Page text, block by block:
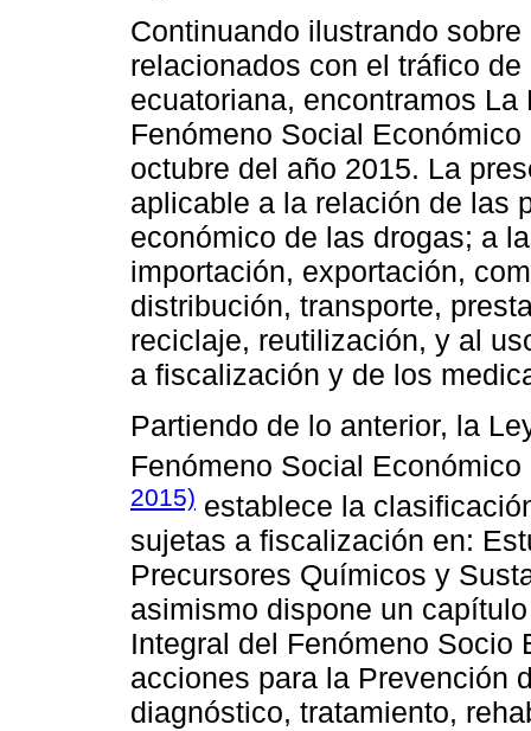
Continuando ilustrando
relacionados con el tráfico
ecuatoriana, encontramos
Fenómeno Social
octubre del año 2015. La
aplicable a la relación de las
económico de las drogas; a
importación, exportación,
distribución, transporte,
reciclaje, reutilización, y al
a fiscalización y de los
Partiendo de lo anterior, la
Fenómeno Social
2015) establece la
sujetas a fiscalización en:
Precursores Químicos y
asimismo dispone un
Integral del Fenómeno Socio
acciones para la Prevención
diagnóstico, tratamiento,